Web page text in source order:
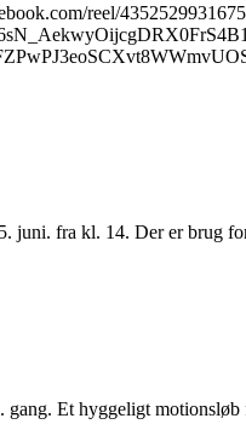
reel/
juni. fra kl. 14. Der er brug
gang. Et hyggeligt